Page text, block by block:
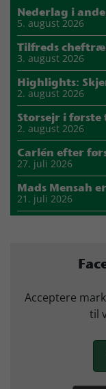
Nederlag i
5. august 2026
Tilfreds
3. august 2026
Highlights:
2. august 2026
Storsejr i første
2. august 2026
27. juli 2026
Mads Mensah
21. juli 2026
Marius
Morten Vium
12. juli 2026
Acceptere
til